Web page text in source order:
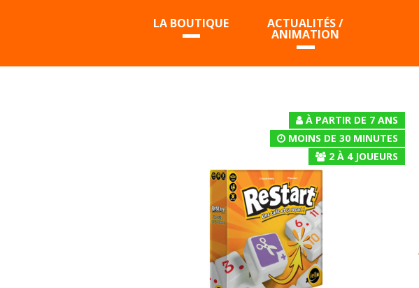
LA BOUTIQUE ACTUALITÉS /
ANIMATION
À PARTIR DE 7 ANS
MOINS DE 30 MINUTES
2À 4JOUEURS